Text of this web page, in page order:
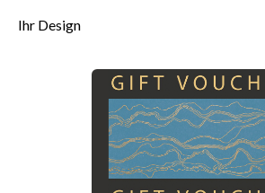
Ihr Design